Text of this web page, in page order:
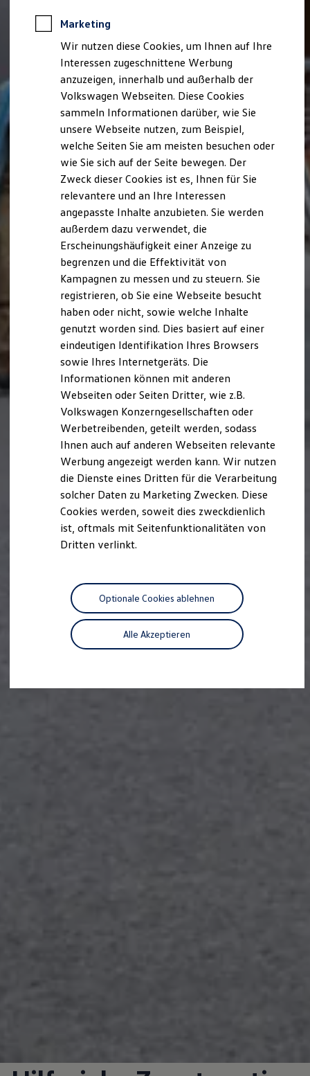
Software, Konnektivität & Apps
California App
VW Connect für Ihren ID. Buzz
VW Connect für Ihren Transporter/Caravelle
VW Connect für Ihren Amarok
VW Connect für andere Modelle
Connect Pro
Fleet Interface Data
Multistop Pathfinder
Übersicht Software Updates
Hilfreiches für Besitzer
Fahrerassistenz- und Sicherheitssysteme
Kontrollleuchten
Kurzfahrprofile und Ölverdünnung
XTL-Dieselkraftstoff
Ersatzteile und Betriebsflüssigkeiten
Original Zubehör und Lifestyle Produkte
myVolkswagen
myVolkswagen Business
Elektrisch & Autonom
Elektro - & Hybridfahrzeuge
Unser Ansatz
Klimafreundlicher Strom
Reichweite & Ladelösungen
Reichweitensimulator
Ladezeitensimulator
Ladelösungen für Privatkunden
Ladelösungen für Gewerbekunden
Wallbox und Ladekabel
Förderung & Kosten der Elektrofahrzeuge
Fördermöglichkeiten für Privatkunden
Fördermöglichkeiten für Gewerbekunden
Autonomes Fahren
Mehr zum ID. Buzz
Online Beratung
California Club
California Magazin & Ratgeber
Vanlife
California App
California Lifestyle & Zubehör
Übernachten im California
Unternehmen
Karriere
Nachhaltigkeit
Marketing
Wir nutzen diese Cookies, um Ihnen auf Ihre
Interessen zugeschnittene Werbung
anzuzeigen, innerhalb und außerhalb der
Volkswagen Webseiten. Diese Cookies
sammeln Informationen darüber, wie Sie
unsere Webseite nutzen, zum Beispiel,
welche Seiten Sie am meisten besuchen oder
wie Sie sich auf der Seite bewegen. Der
Zweck dieser Cookies ist es, Ihnen für Sie
relevantere und an Ihre Interessen
angepasste Inhalte anzubieten. Sie werden
außerdem dazu verwendet, die
Erscheinungshäufigkeit einer Anzeige zu
begrenzen und die Effektivität von
Kampagnen zu messen und zu steuern. Sie
registrieren, ob Sie eine Webseite besucht
haben oder nicht, sowie welche Inhalte
genutzt worden sind. Dies basiert auf einer
eindeutigen Identifikation Ihres Browsers
sowie Ihres Internetgeräts. Die
Informationen können mit anderen
Webseiten oder Seiten Dritter, wie z.B.
Volkswagen Konzerngesellschaften oder
Werbetreibenden, geteilt werden, sodass
Ihnen auch auf anderen Webseiten relevante
Werbung angezeigt werden kann. Wir nutzen
die Dienste eines Dritten für die Verarbeitung
solcher Daten zu Marketing Zwecken. Diese
Cookies werden, soweit dies zweckdienlich
ist, oftmals mit Seitenfunktionalitäten von
Dritten verlinkt.
Alle Akzeptieren
Optionale Cookies ablehnen